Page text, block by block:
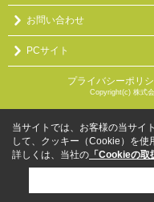
お問い合わせ
PCサイト
プライバシーポリ
Copyright(c) 株式
当サイトでは、お客様の当サイ
して、クッキー（Cookie）を使
詳しくは、当社の 「Cookieの取